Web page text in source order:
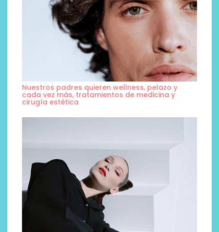
Nuestros padres quieren wellness, pelazo y
cada vez más, tratamientos de medicina y
cirugía estética